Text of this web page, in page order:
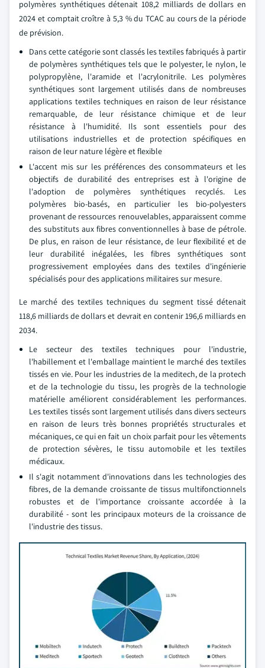
polymères synthétiques détenait 108,2 milliards de dollars en
2024 et comptait croître à 5,3 % du TCAC au cours de la période
de prévision.
Dans cette catégorie sont classés les textiles fabriqués à partir
de polymères synthétiques tels que le polyester, le nylon, le
polypropylène, l'aramide et l'acrylonitrile. Les polymères
synthétiques sont largement utilisés dans de nombreuses
applications textiles techniques en raison de leur résistance
remarquable, de leur résistance chimique et de leur
résistance à l'humidité. Ils sont essentiels pour des
utilisations industrielles et de protection spécifiques en
raison de leur nature légère et flexible
L'accent mis sur les préférences des consommateurs et les
objectifs de durabilité des entreprises est à l'origine de
l'adoption de polymères synthétiques recyclés. Les
polymères bio-basés, en particulier les bio-polyesters
provenant de ressources renouvelables, apparaissent comme
des substituts aux fibres conventionnelles à base de pétrole.
De plus, en raison de leur résistance, de leur flexibilité et de
leur durabilité inégalées, les fibres synthétiques sont
progressivement employées dans des textiles d'ingénierie
spécialisés pour des applications militaires sur mesure.
Le marché des textiles techniques du segment tissé détenait
118,6 milliards de dollars et devrait en contenir 196,6 milliards en
2034.
Le secteur des textiles techniques pour l'industrie,
l'habillement et l'emballage maintient le marché des textiles
tissés en vie. Pour les industries de la meditech, de la protech
et de la technologie du tissu, les progrès de la technologie
matérielle améliorent considérablement les performances.
Les textiles tissés sont largement utilisés dans divers secteurs
en raison de leurs très bonnes propriétés structurales et
mécaniques, ce qui en fait un choix parfait pour les vêtements
de protection sévères, le tissu automobile et les textiles
médicaux.
Il s'agit notamment d'innovations dans les technologies des
fibres, de la demande croissante de tissus multifonctionnels
robustes et de l'importance croissante accordée à la
durabilité - sont les principaux moteurs de la croissance de
l'industrie des tissus.